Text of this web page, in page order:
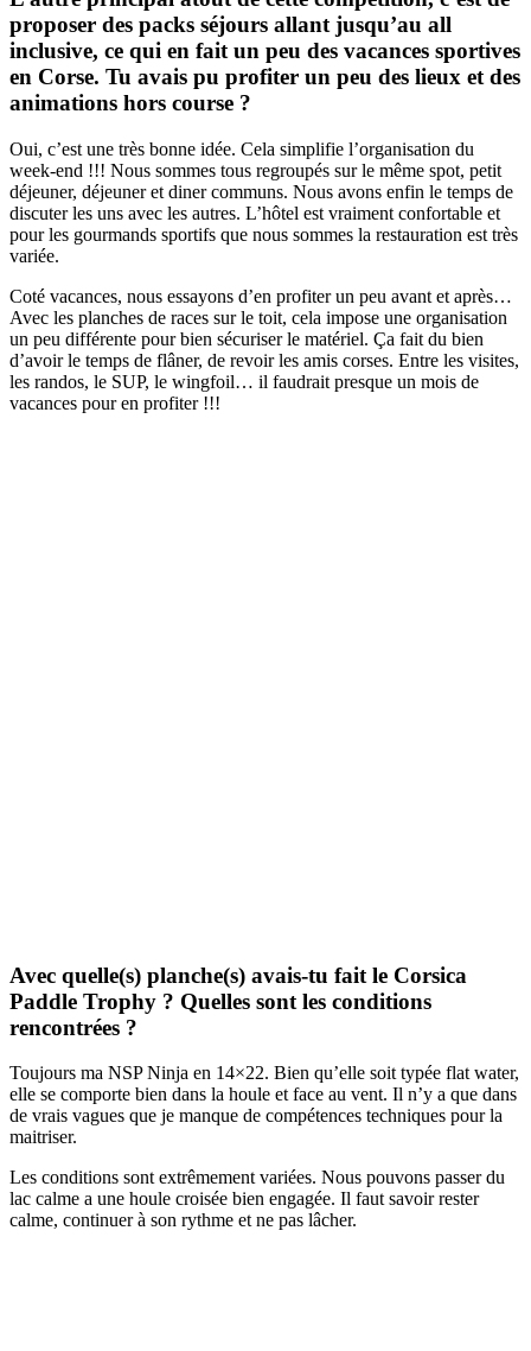
proposer des packs séjours allant jusqu’au all
inclusive, ce qui en fait un peu des vacances sportives
en Corse. Tu avais pu profiter un peu des lieux et des
animations hors course ?
Oui, c’est une très bonne idée. Cela simplifie l’organisation du
week-end !!! Nous sommes tous regroupés sur le même spot, petit
déjeuner, déjeuner et diner communs. Nous avons enfin le temps de
discuter les uns avec les autres. L’hôtel est vraiment confortable et
pour les gourmands sportifs que nous sommes la restauration est très
variée.
Coté vacances, nous essayons d’en profiter un peu avant et après…
Avec les planches de races sur le toit, cela impose une organisation
un peu différente pour bien sécuriser le matériel. Ça fait du bien
d’avoir le temps de flâner, de revoir les amis corses. Entre les visites,
les randos, le SUP, le wingfoil… il faudrait presque un mois de
vacances pour en profiter !!!
Avec quelle(s) planche(s) avais-tu fait le Corsica
Paddle Trophy ? Quelles sont les conditions
rencontrées ?
Toujours ma NSP Ninja en 14×22. Bien qu’elle soit typée flat water,
elle se comporte bien dans la houle et face au vent. Il n’y a que dans
de vrais vagues que je manque de compétences techniques pour la
maitriser.
Les conditions sont extrêmement variées. Nous pouvons passer du
lac calme a une houle croisée bien engagée. Il faut savoir rester
calme, continuer à son rythme et ne pas lâcher.